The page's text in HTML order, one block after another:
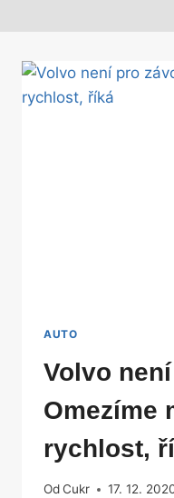
AUTO
Volvo
Omezíme
rychlost,
OdCukr 17. 12.